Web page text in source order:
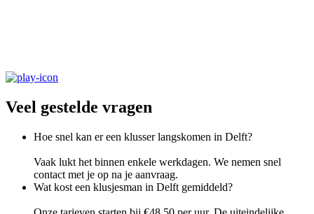
Veel gestelde vragen
Hoe snel kan er een klusser langskomen in Delft?
Vaak lukt het binnen enkele werkdagen. We nemen snel
contact met je op na je aanvraag.
Wat kost een klusjesman in Delft gemiddeld?